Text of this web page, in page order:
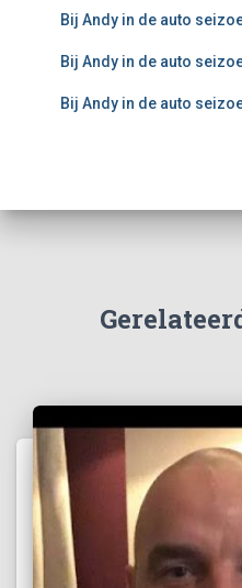
Bij Andy in de auto
Bij Andy in de auto
Bij Andy in de auto